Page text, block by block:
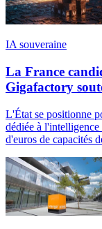
IA souveraine
La France
Gigafactory
L'État se positionne
dédiée à
d'euros de capacités